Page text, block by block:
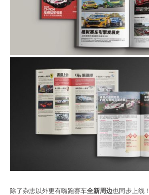
除了杂志以外更有嗨跑赛车全新周边也同步上线！